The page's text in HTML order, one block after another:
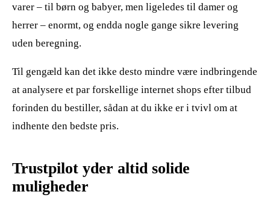
varer – til børn og babyer, men ligeledes til damer og
herrer – enormt, og endda nogle gange sikre levering
uden beregning.
Til gengæld kan det ikke desto mindre være indbringende
at analysere et par forskellige internet shops efter tilbud
forinden du bestiller, sådan at du ikke er i tvivl om at
indhente den bedste pris.
Trustpilot yder altid solide
muligheder